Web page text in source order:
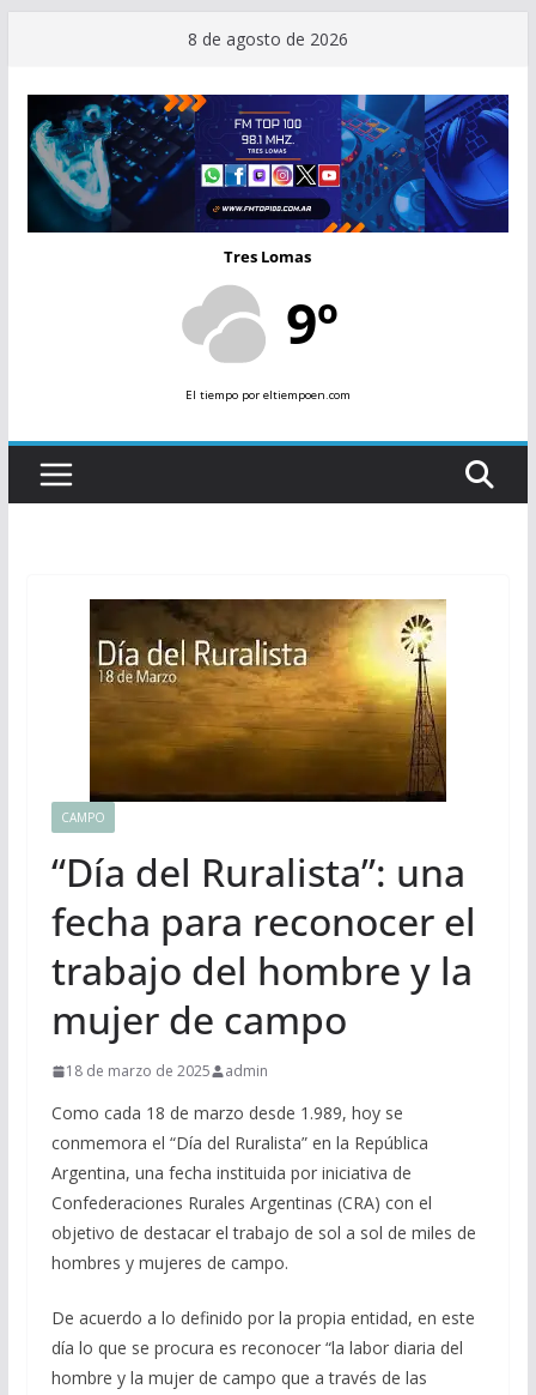
contenido
8 de agosto de 2026
Tres Lomas
9º
El tiempopor eltiempoen.com
CAMPO
“Día del Ruralista”: una
fecha para reconocer el
trabajo del hombre y la
mujer de campo
18 de marzo de 2025 admin
Como cada 18 de marzo desde 1.989, hoy se
conmemora el “Día del Ruralista” en la República
Argentina, una fecha instituida por iniciativa de
Confederaciones Rurales Argentinas (CRA) con el
objetivo de destacar el trabajo de sol a sol de miles de
hombres y mujeres de campo.
De acuerdo a lo definido por la propia entidad, en este
día lo que se procura es reconocer “la labor diaria del
hombre y la mujer de campo que a través de las